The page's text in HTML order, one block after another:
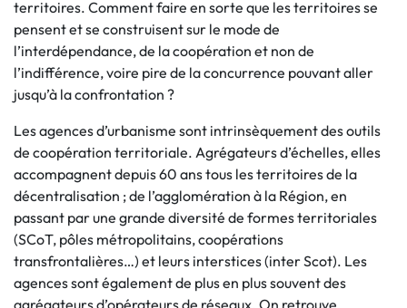
territoires. Comment faire en sorte que les territoires se
pensent et se construisent sur le mode de
l’interdépendance, de la coopération et non de
l’indifférence, voire pire de la concurrence pouvant aller
jusqu’à la confrontation ?
Les agences d’urbanisme sont intrinsèquement des outils
de coopération territoriale. Agrégateurs d’échelles, elles
accompagnent depuis 60 ans tous les territoires de la
décentralisation ; de l’agglomération à la Région, en
passant par une grande diversité de formes territoriales
(SCoT, pôles métropolitains, coopérations
transfrontalières…) et leurs interstices (inter Scot). Les
agences sont également de plus en plus souvent des
agrégateurs d’opérateurs de réseaux. On retrouve